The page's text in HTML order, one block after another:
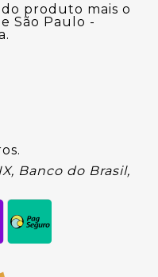
produto mais o
São Paulo -
Banco do Brasil,